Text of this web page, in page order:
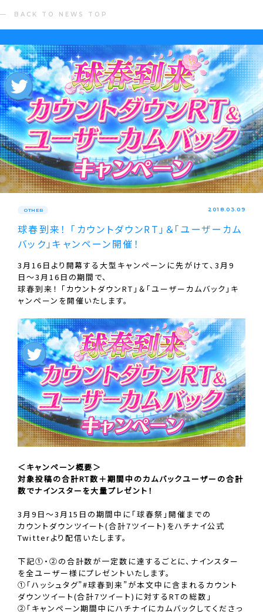
BACK TO NEWS TOP
OTHER 2018.03.09
球春到来！ 「カウントダウンRT」＆「ユーザーカム
バック」キャンペーン開催！
3月16日より開幕する大型キャンペーンに先がけて、3月9
日〜3月16日の期間で、
球春到来！ 「カウントダウンRT」＆「ユーザーカムバック」キ
ャンペーンを開催いたします。
＜キャンペーン概要＞
対象投稿の合計RT数＋期間中のカムバックユーザーの合計
数でナインスターを大量プレゼント！
3月9日～3月15日の期間中に「球春祭」開催までの
カウントダウンツイート(合計7ツイート)をハチナイ公式
Twitterより配信いたします。
下記①・②の合計数が一定数に達するごとに、ナインスター
を全ユーザー様にプレゼントいたします。
①「ハッシュタグ”#球春到来”が本文中に含まれるカウント
ダウンツイート(合計7ツイート)に対するRTの総数」
②「キャンペーン期間中にハチナイにカムバックしてくださっ